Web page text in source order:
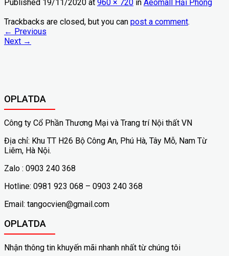
Published 19/11/2020 at 960 × 720 in Aeomall Hải Phòng
Trackbacks are closed, but you can post a comment.
← Previous
Next →
OPLATDA
Công ty Cổ Phần Thương Mại và Trang trí Nội thất VN
Địa chỉ: Khu TT H26 Bộ Công An, Phú Hà, Tây Mỗ, Nam Từ
Liêm, Hà Nội.
Zalo : 0903 240 368
Hotline: 0981 923 068 – 0903 240 368
Email: tangocvien@gmail.com
OPLATDA
Nhận thông tin khuyến mãi nhanh nhất từ chúng tôi